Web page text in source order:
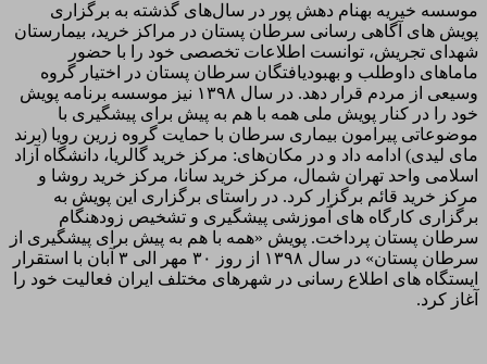
موسسه خیریه بهنام دهش پور در سال‌های گذشته به برگزاری
پویش های آگاهی رسانی سرطان پستان در مراکز خرید، بیمارستان
شهدای تجریش، توانست اطلاعات تخصصی خود را با حضور
ماماهای داوطلب و بهبودیافتگان سرطان پستان در اختیار گروه
وسیعی از مردم قرار دهد. در سال ۱۳۹۸ نیز موسسه برنامه پویش
خود را در کنار پویش ملی همه با هم به پیش برای پیشگیری با
موضوعاتی پیرامون بیماری سرطان با حمایت گروه زرین رویا (برند
مای لیدی) ادامه داد و در مکان‌های: مرکز خرید گالریا، دانشگاه آزاد
اسلامی واحد تهران شمال، مرکز خرید سانا، مرکز خرید روشا و
مرکز خرید قائم برگزار کرد. در راستای برگزاری این پویش به
برگزاری کارگاه های آموزشی پیشگیری و تشخیص زودهنگام
سرطان پستان پرداخت. پویش «همه با هم به پیش برای پیشگیری از
سرطان پستان» در سال ۱۳۹۸ از روز ۳۰ مهر الی ۳ آبان با استقرار
ایستگاه های اطلاع رسانی در شهرهای مختلف ایران فعالیت خود را
آغاز کرد.